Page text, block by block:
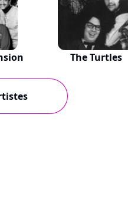
The Turtles